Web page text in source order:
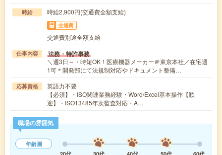
時給 時給2,900円(交通費全額支給)
交通費
交通費別途全額支給
仕事内容 法務・特許事務
＼週3日～・時短OK！医療機器メーカー＠東京本社／在宅週
1可＊開発部にて法規制対応やドキュメント整備…
応募資格
英語力不要
【必須】・ISO関連業務経験・Word/Excel基本操作【歓
迎】・ISO13485年次監査対応・A…
職場の雰囲気
年齢層